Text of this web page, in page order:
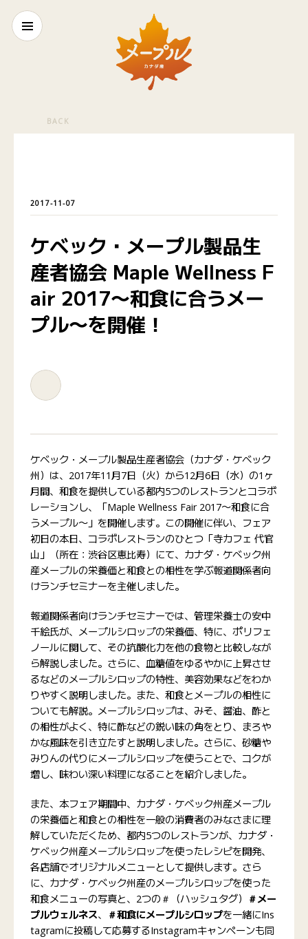
BACK
2017-11-07
ケベック・メープル製品生
産者協会 Maple Wellness F
air 2017〜和食に合うメー
プル〜を開催！
ケベック・メープル製品生産者協会（カナダ・ケベック
州）は、2017年11月7日（火）から12月6日（水）の1ヶ
月間、和食を提供している都内5つのレストランとコラボ
レーションし、「Maple Wellness Fair 2017〜和食に合
うメープル〜」を開催します。この開催に伴い、フェア
初日の本日、コラボレストランのひとつ「寺カフェ 代官
山」（所在：渋谷区恵比寿）にて、カナダ・ケベック州
産メープルの栄養価と和食との相性を学ぶ報道関係者向
けランチセミナーを主催しました。
報道関係者向けランチセミナーでは、管理栄養士の安中
千絵氏が、メープルシロップの栄養価、特に、ポリフェ
ノールに関して、その抗酸化力を他の食物と比較しなが
ら解説しました。さらに、血糖値をゆるやかに上昇させ
るなどのメープルシロップの特性、美容効果などをわか
りやすく説明しました。また、和食とメープルの相性に
ついても解説。メープルシロップは、みそ、醤油、酢と
の相性がよく、特に酢などの鋭い味の角をとり、まろや
かな風味を引き立たすと説明しました。さらに、砂糖や
みりんの代りにメープルシロップを使うことで、コクが
増し、味わい深い料理になることを紹介しました。
また、本フェア期間中、カナダ・ケベック州産メープル
の栄養価と和食との相性を一般の消費者のみなさまに理
解していただくため、都内5つのレストランが、カナダ・
ケベック州産メープルシロップを使ったレシピを開発、
各店舗でオリジナルメニューとして提供します。さら
に、カナダ・ケベック州産のメープルシロップを使った
和食メニューの写真と、2つの＃（ハッシュタグ）
＃メー
プルウェルネス、 ＃和食にメープルシロップを一緒にIns
tagramに投稿して応募するInstagramキャンペーンも同